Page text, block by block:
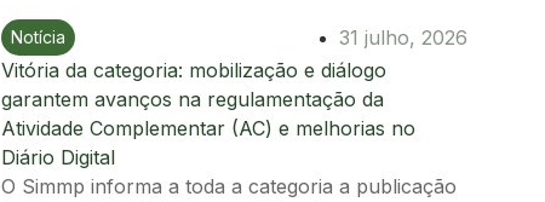
Ir para postagem
Notícia
31 julho, 2026
Vitória da categoria: mobilização e diálogo
garantem avanços na regulamentação da
Atividade Complementar (AC) e melhorias no
Diário Digital
O Simmp informa a toda a categoria a publicação